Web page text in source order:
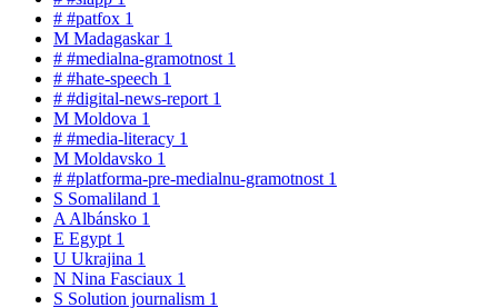
# #patfox 1
M Madagaskar 1
# #medialna-gramotnost 1
# #hate-speech 1
# #digital-news-report 1
M Moldova 1
# #media-literacy 1
M Moldavsko 1
# #platforma-pre-medialnu-gramotnost 1
S Somaliland 1
A Albánsko 1
E Egypt 1
U Ukrajina 1
N Nina Fasciaux 1
S Solution journalism 1